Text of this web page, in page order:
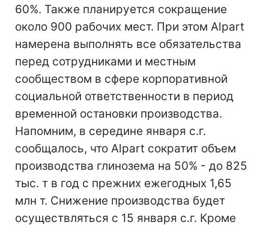
60%. Также планируется сокращение
около 900 рабочих мест. При этом Alpart
намерена выполнять все обязательства
перед сотрудниками и местным
сообществом в сфере корпоративной
социальной ответственности в период
временной остановки производства.
Напомним, в середине января с.г.
сообщалось, что Alpart сократит объем
производства глинозема на 50% - до 825
тыс. т в год с прежних ежегодных 1,65
млн т. Снижение производства будет
осуществляться с 15 января с.г. Кроме